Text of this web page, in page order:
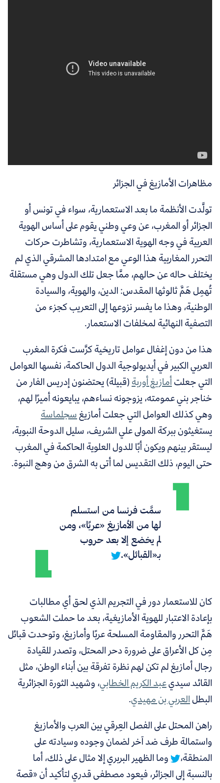
مظاهرات الأمازيغ في الجزائر
تولَّدت الأنظمة ما بعد الاستعمارية، سواء في تونس أو
الجزائر أو المغرب، عن وعي وطني يقوم على أساس الهوية
العربية في وجه الهوية الاستعمارية، وتشاطرت حركات
التحرر المغاربية هذا الوعي مع امتدادها المشرقي الذي لم
يختلف حاله عن حالهم، ممَّا جعل تلك الدول وهي مستقلة
تُهمِل هَمَّ ثالوثها المقدس: الدين، والهوية، والسيادة
الوطنية، وهذا ما يفسر نزوعها إلى التعريب كجزء من
التصفية النهائية لمخلفات الاستعمار.
هذا من دون إغفال عوامل تاريخية كرَّست فكرة المغرب
العربي الكبير في أيديولوجية الدول الحاكمة، نفسها العوامل
التي جعلتأمازيغ أوربة(قبيلة) يحتضنون إدريس الفار من
خناجر بني عمومته، يزوجونه نساءهم، يبايعونه أميرًا لهم،
وهي كذلك العوامل التي جعلت أمازيغسجلماسة
يستغيثون ببركة المولى علي الشريف، سليل الدوحة النبوية،
ليستقر بينهم ويكون أبًا للدول العلوية الحاكمة في المغرب
حتى اليوم، ذلك التقديس لما أتى به الشرق من وهج النبوة.
سمَّت فرنسا من استسلم
لها من الأمازيغ «عربًا»، ومن
لم يخضع إلا بعد حروب
بـ«القبائل».
كان للاستعمار دور في التجريم الذي لحق أي مطالبات
بإعادة الاعتبار للهوية الأمازيغية، بعد ما حملت الشعوب
هَمَّ التحرر والمقاومة المسلحة عربًا وأمازيغ، وتوحدت قبائل
مِن كل الأعراق على ضرورة دحر المحتل، وتصدر للقيادة
رجال أمازيغ لم تكن لهم نظرة تفرقة بين أبناء الوطن، مثل
القائد سيديعبد الكريم الخطابي،وشهيد الثورة الجزائرية
البطلالعربي بن مهيدي.
راهن المحتل على الفصل العِرقي بين العرب والأمازيغ
واستمالة طرف ضد آخر لضمان وجوده وسيادته على
المنطقة،
وما الظهير البربري إلا مثال على ذلك، أما
بالنسبة إلى الجزائر، فيعود مصطفى قدري لتأكيد أن «قصة